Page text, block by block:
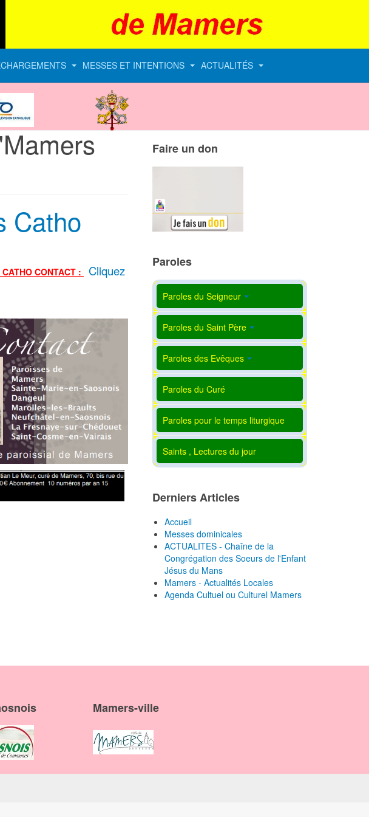
MESSES ET INTENTIONS ACTUALITÉS
Catho
CONTACT :
Cliquez
Faire un don
Paroles
Paroles du Seigneur
Paroles du Saint Père
Paroles des Evêques
Paroles du Curé
Paroles pour le temps liturgique
Saints , Lectures du jour
Derniers Articles
Accueil
Messes dominicales
ACTUALITES - Chaîne de la
Congrégation des Soeurs de l'Enfant
Jésus du Mans
Mamers - Actualités Locales
Agenda Cultuel ou Culturel Mamers
Mamers-ville